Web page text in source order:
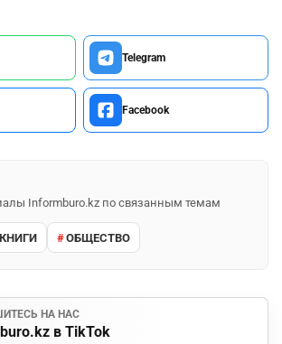
Telegram
Facebook
Informburo.kz по связанным темам
КНИГИ ОБЩЕСТВО
НА НАС
в TikTok